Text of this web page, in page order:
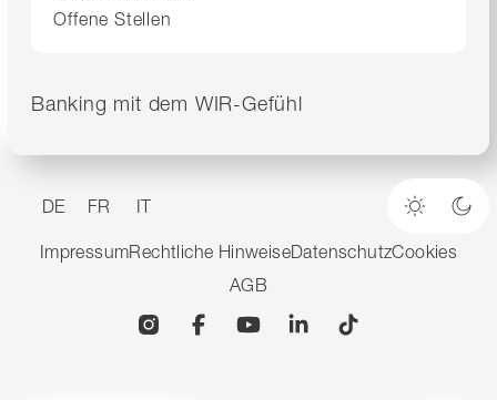
Offene Stellen
Banking mit dem WIR-Gefühl
DE FR IT
Heller
ImpressumRechtliche HinweiseDatenschutzCookies
AGB
InstagramFacebookYouTubeLinkedin